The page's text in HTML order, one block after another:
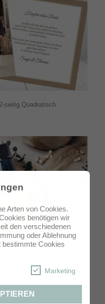
Arten von Cookies.
benötigen wir
den verschiedenen
oder Ablehnung
bestimmte Cookies
Marketing
seitig Quadratisch